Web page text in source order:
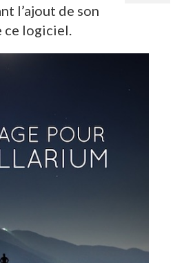
l’ajout de son
ce logiciel.